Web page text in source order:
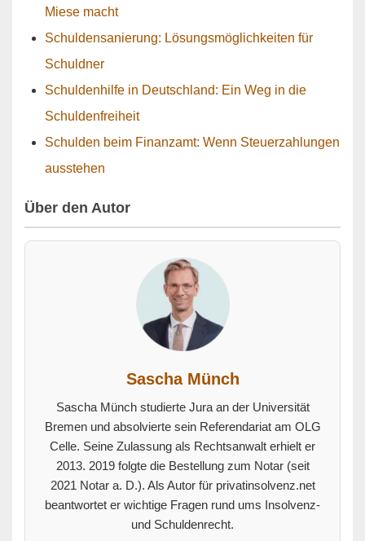
Miese macht
Schuldensanierung: Lösungsmöglichkeiten für
Schuldner
Schuldenhilfe in Deutschland: Ein Weg in die
Schuldenfreiheit
Schulden beim Finanzamt: Wenn Steuerzahlungen
ausstehen
Über den Autor
Sascha Münch
Sascha Münch studierte Jura an der Universität
Bremen und absolvierte sein Referendariat am OLG
Celle. Seine Zulassung als Rechtsanwalt erhielt er
2013. 2019 folgte die Bestellung zum Notar (seit
2021 Notar a. D.). Als Autor für privatinsolvenz.net
beantwortet er wichtige Fragen rund ums Insolvenz-
und Schuldenrecht.